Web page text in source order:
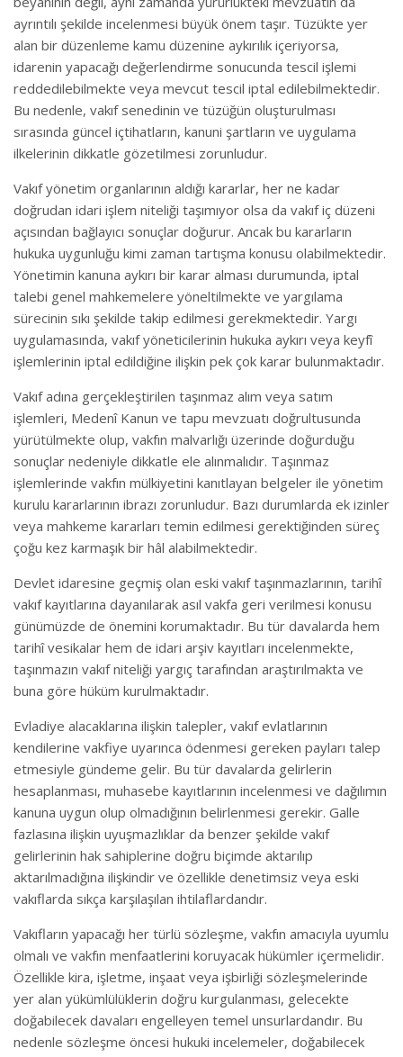
ayrıntılı şekilde incelenmesi büyük önem taşır. Tüzükte yer
alan bir düzenleme kamu düzenine aykırılık içeriyorsa,
idarenin yapacağı değerlendirme sonucunda tescil işlemi
reddedilebilmekte veya mevcut tescil iptal edilebilmektedir.
Bu nedenle, vakıf senedinin ve tüzüğün oluşturulması
sırasında güncel içtihatların, kanuni şartların ve uygulama
ilkelerinin dikkatle gözetilmesi zorunludur.
Vakıf yönetim organlarının aldığı kararlar, her ne kadar
doğrudan idari işlem niteliği taşımıyor olsa da vakıf iç düzeni
açısından bağlayıcı sonuçlar doğurur. Ancak bu kararların
hukuka uygunluğu kimi zaman tartışma konusu olabilmektedir.
Yönetimin kanuna aykırı bir karar alması durumunda, iptal
talebi genel mahkemelere yöneltilmekte ve yargılama
sürecinin sıkı şekilde takip edilmesi gerekmektedir. Yargı
uygulamasında, vakıf yöneticilerinin hukuka aykırı veya keyfî
işlemlerinin iptal edildiğine ilişkin pek çok karar bulunmaktadır.
Vakıf adına gerçekleştirilen taşınmaz alım veya satım
işlemleri, Medenî Kanun ve tapu mevzuatı doğrultusunda
yürütülmekte olup, vakfın malvarlığı üzerinde doğurduğu
sonuçlar nedeniyle dikkatle ele alınmalıdır. Taşınmaz
işlemlerinde vakfın mülkiyetini kanıtlayan belgeler ile yönetim
kurulu kararlarının ibrazı zorunludur. Bazı durumlarda ek izinler
veya mahkeme kararları temin edilmesi gerektiğinden süreç
çoğu kez karmaşık bir hâl alabilmektedir.
Devlet idaresine geçmiş olan eski vakıf taşınmazlarının, tarihî
vakıf kayıtlarına dayanılarak asıl vakfa geri verilmesi konusu
günümüzde de önemini korumaktadır. Bu tür davalarda hem
tarihî vesikalar hem de idari arşiv kayıtları incelenmekte,
taşınmazın vakıf niteliği yargıç tarafından araştırılmakta ve
buna göre hüküm kurulmaktadır.
Evladiye alacaklarına ilişkin talepler, vakıf evlatlarının
kendilerine vakfiye uyarınca ödenmesi gereken payları talep
etmesiyle gündeme gelir. Bu tür davalarda gelirlerin
hesaplanması, muhasebe kayıtlarının incelenmesi ve dağılımın
kanuna uygun olup olmadığının belirlenmesi gerekir. Galle
fazlasına ilişkin uyuşmazlıklar da benzer şekilde vakıf
gelirlerinin hak sahiplerine doğru biçimde aktarılıp
aktarılmadığına ilişkindir ve özellikle denetimsiz veya eski
vakıflarda sıkça karşılaşılan ihtilaflardandır.
Vakıfların yapacağı her türlü sözleşme, vakfın amacıyla uyumlu
olmalı ve vakfın menfaatlerini koruyacak hükümler içermelidir.
Özellikle kira, işletme, inşaat veya işbirliği sözleşmelerinde
yer alan yükümlülüklerin doğru kurgulanması, gelecekte
doğabilecek davaları engelleyen temel unsurlardandır. Bu
nedenle sözleşme öncesi hukuki incelemeler, doğabilecek